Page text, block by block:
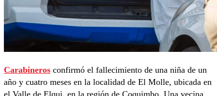
Carabineros confirmó el fallecimiento de una niña de un
año y cuatro meses en la localidad de El Molle, ubicada en
el Valle de Elqui, en la región de Coquimbo. Una vecina